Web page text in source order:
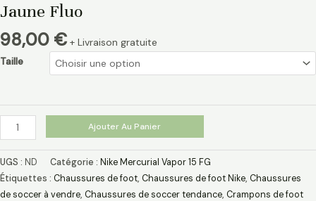
Jaune Fluo
98,00 € + Livraison gratuite
Taille
Ajouter Au Panier
UGS : ND Catégorie : Nike Mercurial Vapor 15 FG
Étiquettes : Chaussures de foot, Chaussures de foot Nike, Chaussures
de soccer à vendre, Chaussures de soccer tendance, Crampons de foot